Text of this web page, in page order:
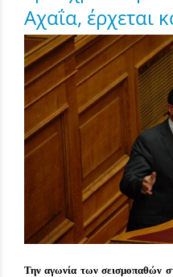
Αχαΐα, έρχεται
Την αγωνία των σεισμοπαθών